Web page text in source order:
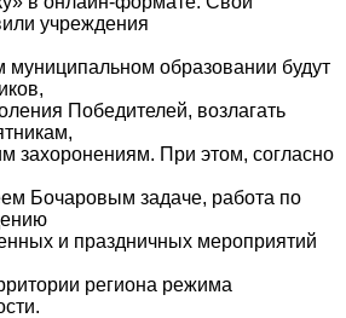
учреждения
муниципальном образовании будут
Победителей, возлагать
захоронениям. При этом, согласно
Бочаровым задаче, работа по
и праздничных мероприятий
региона режима